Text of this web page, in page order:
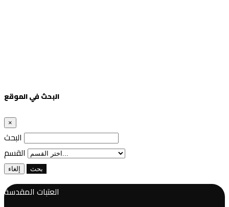
البحث في الموقع
×
إلغاء بحث
العتبات المقدسة